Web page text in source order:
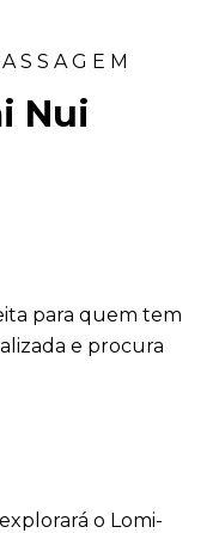
Nui
para quem tem
e procura
o Lomi-